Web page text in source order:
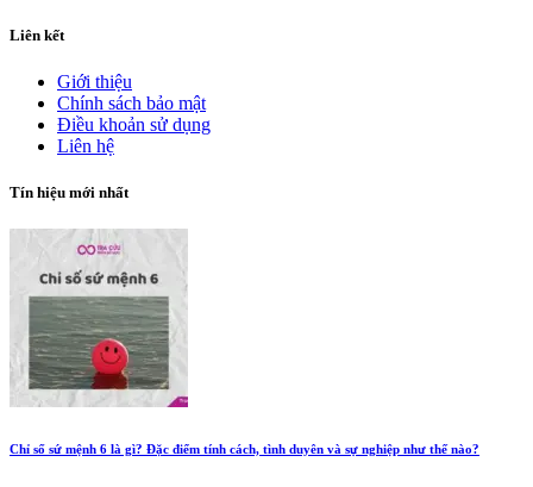
Liên kết
Giới thiệu
Chính sách bảo mật
Điều khoản sử dụng
Liên hệ
Tín hiệu mới nhất
Chỉ số sứ mệnh 6 là gì? Đặc điểm tính cách, tình duyên và sự nghiệp như thế nào?